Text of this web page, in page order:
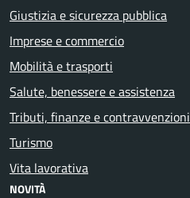
Giustizia e sicurezza pubblica
Imprese e commercio
Mobilità e trasporti
Salute, benessere e assistenza
Tributi, finanze e contravvenzioni
Turismo
Vita lavorativa
NOVITÀ